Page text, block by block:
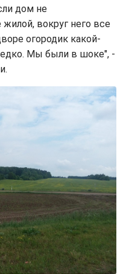
дом не
жилой, вокруг него все
огородик какой-
Мы были в шоке", -